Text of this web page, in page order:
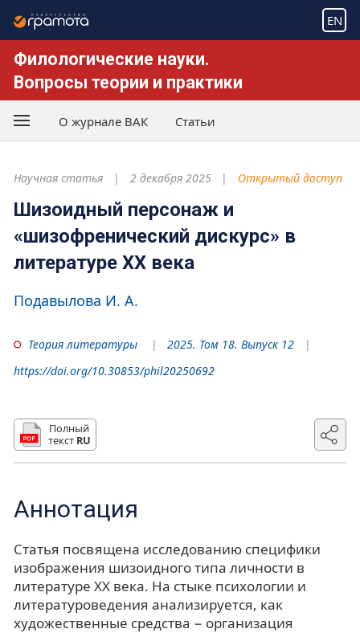
EN
Филологические науки.
Вопросы теории и практики
О журнале ВАК Статьи
Научная статья 2 декабря 2025 Открытый доступ
Шизоидный персонаж и
«шизофренический дискурс» в
литературе ХХ века
Подавылова И. А.
Теория литературы
2025. Том 18. Выпуск 12
https://doi.org/10.30853/phil20250692
Полный
текст RU
Аннотация
Статья посвящена исследованию специфики
изображения шизоидного типа личности в
литературе ХХ века. На стыке психологии и
литературоведения анализируется, как
художественные средства − организация